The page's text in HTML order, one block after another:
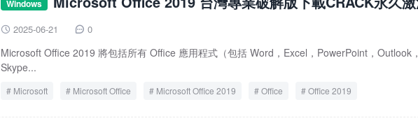
Windows
 2025-06-21  0
Microsoft Office 2019 將包括所有 Office 應用程式（包括 Word，Excel，PowerPoint，Outlook
Skype...
Microsoft Microsoft Office Microsoft Office 2019 Office Office 2019